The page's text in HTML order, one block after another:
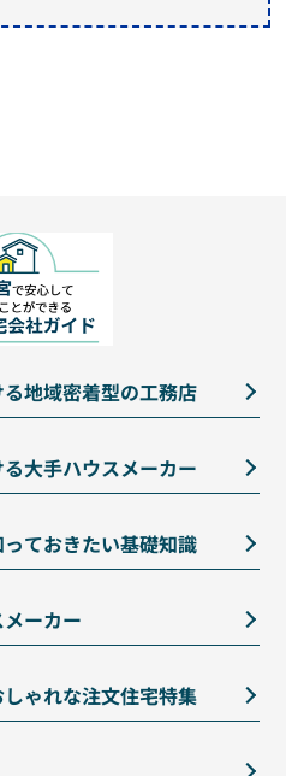
地域密着型の工務店
大手ハウスメーカー
ておきたい基礎知識
メーカー
しゃれな注文住宅特集